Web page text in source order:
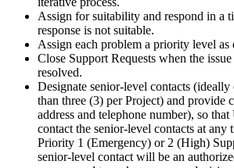
Assign for suitability and respond in a
response is not suitable.
Assign each problem a priority level as
Close Support Requests when the
resolved.
Designate senior-level contacts
than three (3) per Project) and provide
address and telephone number), so
contact the senior-level contacts at any
Priority 1 (Emergency) or 2 (High)
senior-level contact will be an